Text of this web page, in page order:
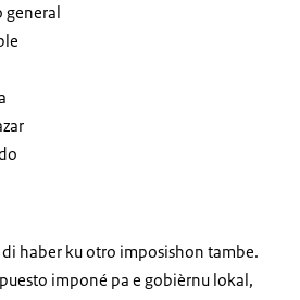
general
haber ku otro imposishon tambe.
imponé pa e gobièrnu lokal,